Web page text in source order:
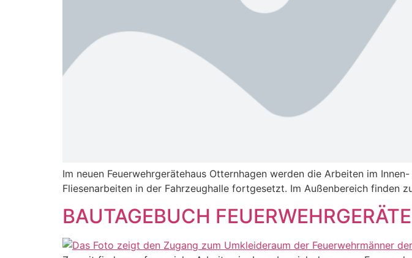
Im neuen Feuerwehrgerätehaus Otternhagen werden die Arbeiten im
Fliesenarbeiten in der Fahrzeughalle fortgesetzt. Im Außenbereich finden
BAUTAGEBUCH